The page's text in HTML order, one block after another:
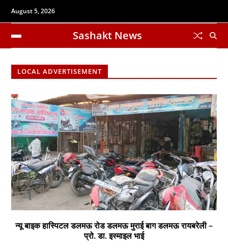
August 5, 2026
Sashakt News
LOCAL ADVERTISEMENT
न्यू बाइक हास्पिटल डलमऊ रोड डलमऊ मुराई बाग डलमऊ रायबरेली –
प्रो. डा. इस्माइल भाई